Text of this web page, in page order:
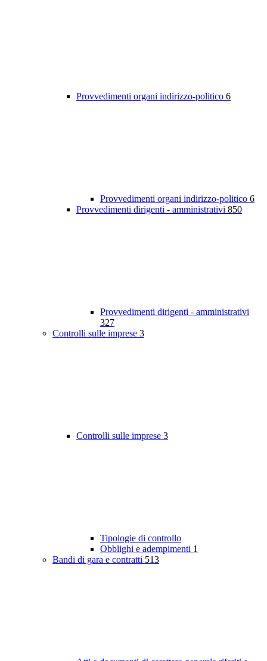
Provvedimenti organi indirizzo-politico 6
Provvedimenti organi indirizzo-politico 6
Provvedimenti dirigenti - amministrativi 850
Provvedimenti dirigenti - amministrativi
327
Controlli sulle imprese 3
Controlli sulle imprese 3
Tipologie di controllo
Obblighi e adempimenti 1
Bandi di gara e contratti 513